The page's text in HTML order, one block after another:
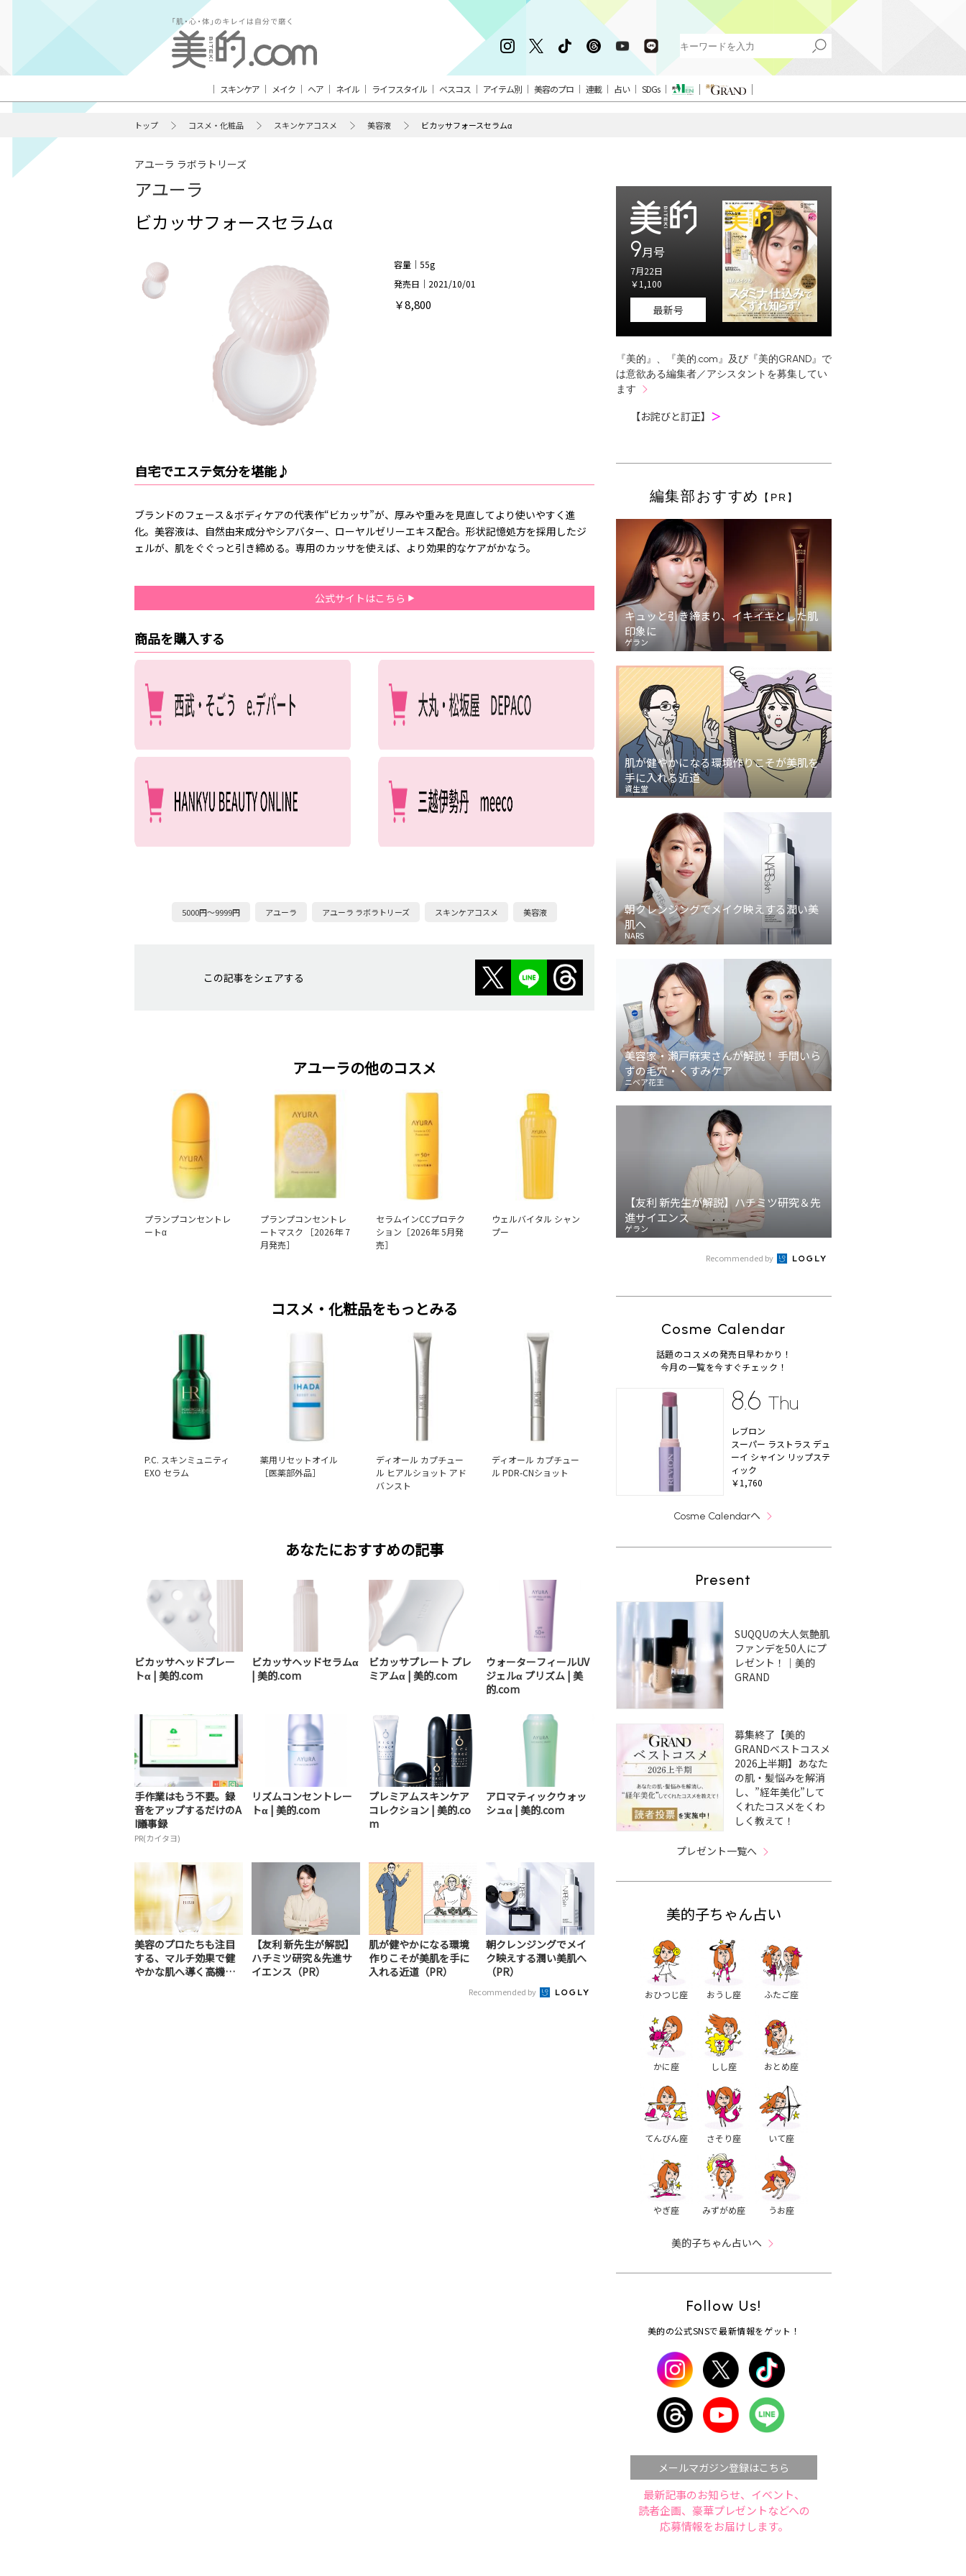
スキンケア メイク ヘア ネイル ライフスタイル ベスコス アイテム別 美容のプロ 連載 占い SDGs
トップ コスメ・化粧品 スキンケアコスメ 美容液 ビカッサフォースセラムα
アユーラ ラボラトリーズ
アユーラ
ビカッサフォースセラムα
容量｜55g
発売日｜2021/10/01
￥8,800
自宅でエステ気分を堪能♪
ブランドのフェース＆ボディケアの代表作“ビカッサ”が、厚みや重みを見直してより使いやすく進
化。美容液は、自然由来成分やシアバター、ローヤルゼリーエキス配合。形状記憶処方を採用したジ
ェルが、肌をぐぐっと引き締める。専用のカッサを使えば、より効果的なケアがかなう。
公式サイトはこちら
商品を購入する
5000円～9999円 アユーラ アユーラ ラボラトリーズ スキンケアコスメ 美容液
この記事をシェアする
アユーラの他のコスメ
プランプコンセントレ
ートα
プランプコンセントレ
ートマスク ［2026年 7
月発売］
セラムインCCプロテク
ション［2026年 5月発
売］
ウェルバイタル シャン
プー
コスメ・化粧品をもっとみる
P.C. スキンミュニティ
EXO セラム
薬用リセットオイル
［医薬部外品］
ディオール カプチュー
ル ヒアルショット アド
バンスト
ディオール カプチュー
ル PDR-CNショット
あなたにおすすめの記事
ビカッサヘッドプレー
トα | 美的.com
ビカッサヘッドセラムα
| 美的.com
ビカッサプレート プレ
ミアムα | 美的.com
ウォーターフィールUV
ジェルα プリズム | 美
的.com
手作業はもう不要。録
音をアップするだけのA
I議事録
PR(カイタヨ)
リズムコンセントレー
トα | 美的.com
プレミアムスキンケア
コレクション | 美的.co
m
アロマティックウォッ
シュα | 美的.com
美容のプロたちも注目
する、マルチ効果で健
やかな肌へ導く高機能
【友利 新先生が解説】
ハチミツ研究＆先進サ
イエンス（PR）
肌が健やかになる環境
作りこそが美肌を手に
入れる近道（PR）
朝クレンジングでメイ
ク映えする潤い美肌へ
（PR）
Recommended by
9月号
7月22日
￥1,100
最新号
『美的』、『美的.com』及び『美的GRAND』で
は意欲ある編集者／アシスタントを募集してい
ます
【お詫びと訂正】 ＞
編集部おすすめ 【PR】
キュッと引き締まり、イキイキとした肌
印象に
ゲラン
肌が健やかになる環境作りこそが美肌を
手に入れる近道
資生堂
朝クレンジングでメイク映えする潤い美
肌へ
NARS
美容家・瀬戸麻実さんが解説！ 手間いら
ずの毛穴・くすみケア
ニベア花王
【友利 新先生が解説】ハチミツ研究＆先
進サイエンス
ゲラン
Recommended by
Cosme Calendar
話題のコスメの発売日早わかり！
今月の一覧を今すぐチェック！
8.6 Thu
レブロン
スーパー ラストラス デュ
ーイ シャイン リップステ
ィック
￥1,760
Cosme Calendarへ
Present
SUQQUの大人気艶肌
ファンデを50人にプ
レゼント！｜美的
GRAND
募集終了【美的
GRANDベストコスメ
2026上半期】あなた
の肌・髪悩みを解消
し、”経年美化”して
くれたコスメをくわ
しく教えて！
プレゼント一覧へ
美的子ちゃん占い
おひつじ座 おうし座 ふたご座
かに座 しし座 おとめ座
てんびん座 さそり座 いて座
やぎ座 みずがめ座 うお座
美的子ちゃん占いへ
Follow Us!
美的の公式SNSで最新情報をゲット！
メールマガジン登録はこちら
最新記事のお知らせ、イベント、
読者企画、豪華プレゼントなどへの
応募情報をお届けします。